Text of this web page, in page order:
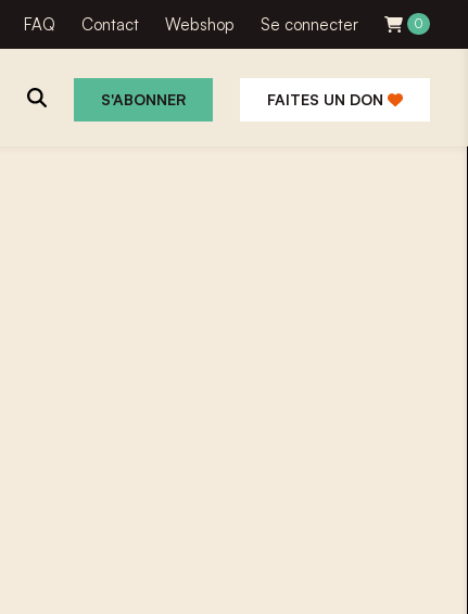
FAQ Contact Webshop Se connecter 0
S'ABONNER FAITES UN DON